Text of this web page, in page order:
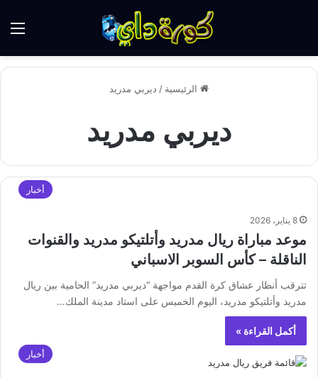
الرئيسية / ديربي مدريد
ديربي مدريد
أخبار
8 يناير، 2026
موعد مباراة ريال مدريد وأتلتيكو مدريد والقنوات
الناقلة – كأس السوبر الاسباني
تترقب أنظار عشاق كرة القدم مواجهة “ديربي مدريد” الحامية بين ريال
مدريد وأتلتيكو مدريد، اليوم الخميس على استاد مدينة الملك…
أكمل القراءة »
أخبار